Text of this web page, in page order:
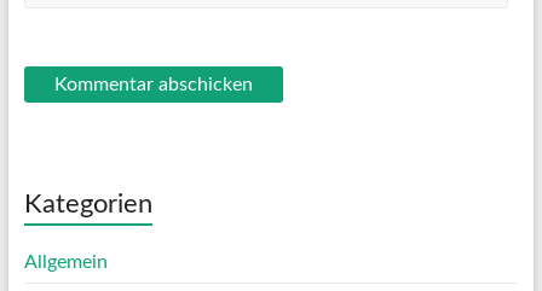
Kategorien
Allgemein